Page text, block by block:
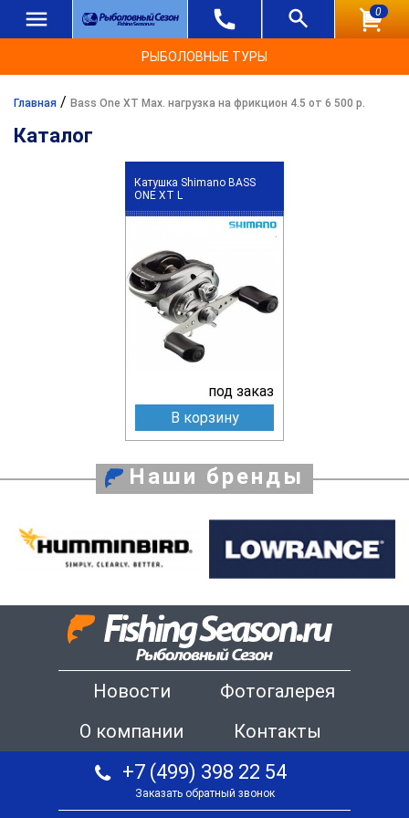
0
РЫБОЛОВНЫЕ ТУРЫ
Главная / Bass One XT Max. нагрузка на фрикцион 4.5 от 6 500 р.
Каталог
Катушка Shimano BASS
ONE XT L
под заказ
В корзину
Наши бренды
Новости
Фотогалерея
О компании
Контакты
+7 (499) 398 22 54
Заказать обратный звонок